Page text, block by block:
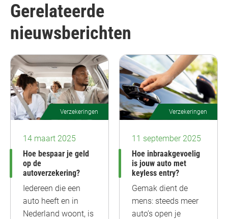
Gerelateerde
nieuwsberichten
Verzekeringen
14 maart 2025
Hoe bespaar je geld
op de
autoverzekering?
Iedereen die een
auto heeft en in
Nederland woont, is
Verzekeringen
11 september 2025
Hoe inbraakgevoelig
is jouw auto met
keyless entry?
Gemak dient de
mens: steeds meer
auto’s open je